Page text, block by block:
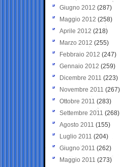
Giugno 2012 (287)
Maggio 2012 (258)
Aprile 2012 (218)
Marzo 2012 (255)
Febbraio 2012 (247)
Gennaio 2012 (259)
Dicembre 2011 (223)
Novembre 2011 (267)
Ottobre 2011 (283)
Settembre 2011 (268)
Agosto 2011 (155)
Luglio 2011 (204)
Giugno 2011 (262)
Maggio 2011 (273)